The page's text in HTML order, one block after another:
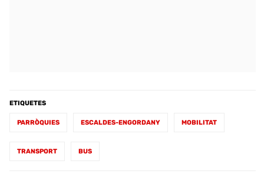
ETIQUETES
PARRÒQUIES ESCALDES-ENGORDANY MOBILITAT
TRANSPORT BUS